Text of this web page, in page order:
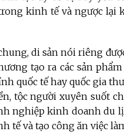
kinh tế và ngược lại
di sản nói riêng
tạo ra các sản
quốc tế hay quốc gia
tộc người xuyên suốt
nghiệp kinh doanh du
tế và tạo công ăn việc